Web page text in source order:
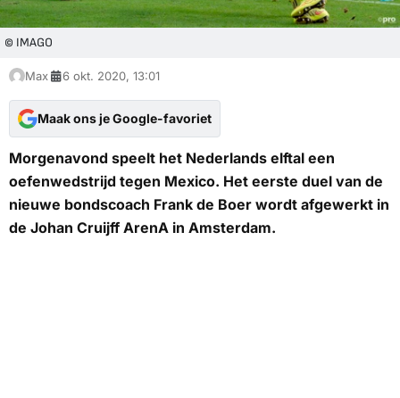
© IMAGO
Max 6 okt. 2020, 13:01
Maak ons je Google-favoriet
Morgenavond speelt het Nederlands elftal een
oefenwedstrijd tegen Mexico. Het eerste duel van de
nieuwe bondscoach Frank de Boer wordt afgewerkt in
de Johan Cruijff ArenA in Amsterdam.